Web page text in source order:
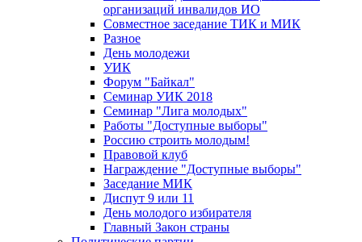
организаций инвалидов ИО
Совместное заседание ТИК и МИК
Разное
День молодежи
УИК
Форум "Байкал"
Семинар УИК 2018
Семинар "Лига молодых"
Работы "Доступные выборы"
Россию строить молодым!
Правовой клуб
Награждение "Доступные выборы"
Заседание МИК
Диспут 9 или 11
День молодого избирателя
Главный Закон страны